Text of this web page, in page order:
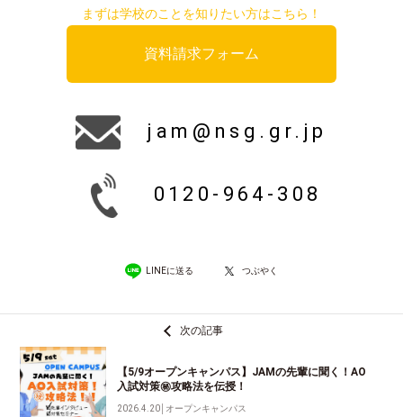
まずは学校のことを知りたい方はこちら！
資料請求フォーム
jam@nsg.gr.jp
0120-964-308
LINEに送る つぶやく
次の記事
【5/9オープンキャンパス】JAMの先輩に聞く！AO
入試対策㊙攻略法を伝授！
2026.4.20 オープンキャンパス